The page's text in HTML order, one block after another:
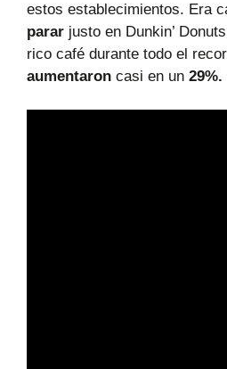
estos establecimientos. Era
parar justo en Dunkin’
rico café durante todo el
aumentaron casi en un 29%.